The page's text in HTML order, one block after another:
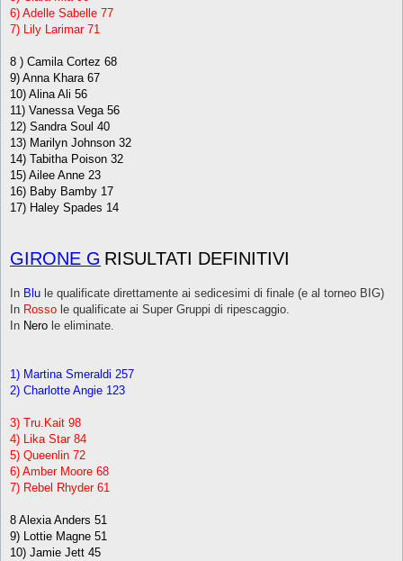
6) Adelle Sabelle 77
7) Lily Larimar 71
8 ) Camila Cortez 68
9) Anna Khara 67
10) Alina Ali 56
11) Vanessa Vega 56
12) Sandra Soul 40
13) Marilyn Johnson 32
14) Tabitha Poison 32
15) Ailee Anne 23
16) Baby Bamby 17
17) Haley Spades 14
GIRONE G RISULTATI DEFINITIVI
In Blu le qualificate direttamente ai sedicesimi di finale (e al torneo BIG)
In Rosso le qualificate ai Super Gruppi di ripescaggio.
In Nero le eliminate.
1) Martina Smeraldi 257
2) Charlotte Angie 123
3) Tru.Kait 98
4) Lika Star 84
5) Queenlin 72
6) Amber Moore 68
7) Rebel Rhyder 61
8 Alexia Anders 51
9) Lottie Magne 51
10) Jamie Jett 45